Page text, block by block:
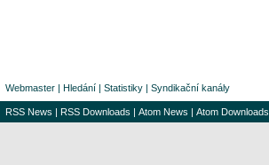
Webmaster | Hledání | Statistiky | Syndikační kanály
RSS News | RSS Downloads | Atom News | Atom Downloads